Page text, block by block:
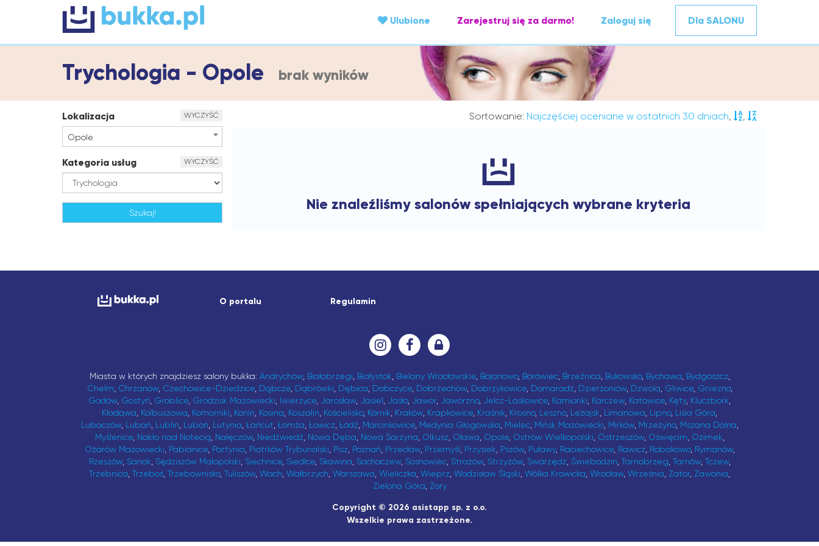
Ulubione Zarejestruj się za darmo! Zaloguj się Dla SALONU
Trychologia - Opole brak wyników
Lokalizacja WYCZYŚĆ
Opole
Kategoria usług WYCZYŚĆ
Sortowanie: Najczęściej oceniane w ostatnich 30 dniach, ,
Nie znaleźliśmy salonów spełniających wybrane kryteria
O portalu Regulamin
Miasta w których znajdziesz salony bukka: Andrychów, Białobrzegi Białystok Bielany Wrocławskie, Bojanowo, Borówiec, Brzeźnica Bukowsko, Bychawa Bydgoszcz
Chełm Chrzanów, Czechowice-Dziedzice, Dąbcze, Dąbrówki Dębica Dobczyce, Dobrzechów, Dobrzykowice, Domaradz Dzierżoniów, Dzwola Gliwice, Gniezno,
Godów Gostyń Groblice Grodzisk Mazowiecki Iwierzyce Jarosław Jasiel Jasło, Jawor Jaworzno, Jelcz-Laskowice Kamionki Karczew Katowice Kęty, Kluczbork
Kłodawa Kolbuszowa Komorniki Konin Kosina Koszalin Kościelisko, Kórnik Kraków Krapkowice Kraśnik Krosno, Leszno, Leżajsk Limanowa Lipno, Lisia Góra
Lubaczów, Lubań Lublin Luboń Lutynia Łańcut Łomża Łowicz Łódź Marcinkowice, Medynia Głogowska Mielec, Mińsk Mazowiecki Mirków, Mrzeżyno, Mszana Dolna
Myślenice, Nakło nad Notecią Nałęczów, Niedźwiedź Nowa Dęba Nowa Sarzyna Olkusz Oława Opole, Ostrów Wielkopolski Ostrzeszów, Oświęcim Ozimek
Ożarów Mazowiecki Pabianice, Partynia Piotrków Trybunalski Pisz Poznań Przecław, Przemyśl Przysiek Pszów, Puławy, Raciechowice, Rawicz Robakowo, Rymanów,
Rzeszów, Sanok Sędziszów Małopolski Siechnice, Siedlce, Skawina Sochaczew, Sosnowiec, Strażów, Strzyżów, Swarzędz Świebodzin Tarnobrzeg Tarnów, Tczew,
Trzebnica Trzeboś Trzebownisko, Tuliszów Wach Wałbrzych Warszawa Wieliczka Wieprz Wodzisław Śląski Wólka Krowicka Wrocław Września Zator Zawonia
Zielona Góra Żory
Copyright © 2026 asistapp sp. z o.o.
Wszelkie prawa zastrzeżone.